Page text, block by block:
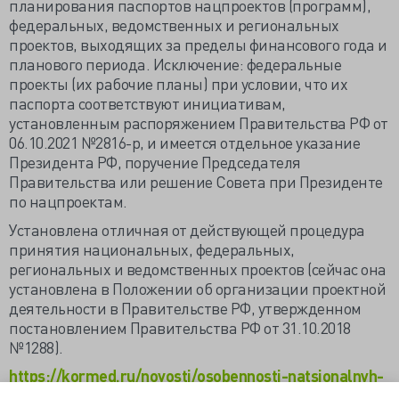
планирования паспортов нацпроектов (программ),
федеральных, ведомственных и региональных
проектов, выходящих за пределы финансового года и
планового периода. Исключение: федеральные
проекты (их рабочие планы) при условии, что их
паспорта соответствуют инициативам,
установленным распоряжением Правительства РФ от
06.10.2021 №2816-р, и имеется отдельное указание
Президента РФ, поручение Председателя
Правительства или решение Совета при Президенте
по нацпроектам.
Установлена отличная от действующей процедура
принятия национальных, федеральных,
региональных и ведомственных проектов (сейчас она
установлена в Положении об организации проектной
деятельности в Правительстве РФ, утвержденном
постановлением Правительства РФ от 31.10.2018
№1288).
https://kormed.ru/novosti/osobennosti-natsionalnyh-